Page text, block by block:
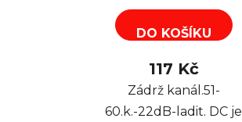
DO KOŠÍKU
117 Kč
Zádrž kanál.51-
60.k.-22dB-ladit. DC je